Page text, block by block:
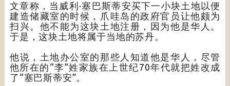
文章称，当威利·塞巴斯蒂安买下一小块土地以便
建造储藏室的时候，爪哇岛的政府官员让他颇为
扫兴。他不能为这块土地注册，因为他是华人。
于是，这块土地将属于当地的苏丹。
他说，土地办公室的那些人知道他是华人，尽管
他所在的“李”姓家族在上世纪70年代就把姓改成
了“塞巴斯蒂安”。